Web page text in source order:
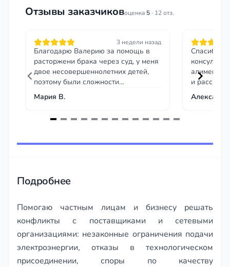
Отзывы заказчиковоценка 5 · 12 отз.
3 недели назад
Благодарю Валерию за помощь в
расторжени брака через суд, у меня
двое несовершеннолетних детей,
поэтому были сложности
определенные
Мария В.
Спасибо
и
1
Подробнее
Помогаю частным лицам и бизнесу решать
конфликты с поставщиками и сетевыми
организациями: незаконные ограничения подачи
электроэнергии, отказы в технологическом
присоединении, споры по качеству